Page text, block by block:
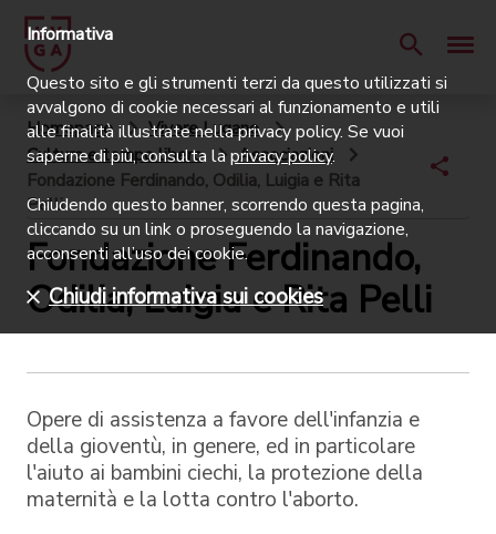
Homepage
Vivere Lugano
Cultura e tempo libero
Associazioni
Fondazione Ferdinando, Odilia, Luigia e Rita
Pelli
Fondazione Ferdinando,
Odilia, Luigia e Rita Pelli
Opere di assistenza a favore dell'infanzia e
della gioventù, in genere, ed in particolare
l'aiuto ai bambini ciechi, la protezione della
maternità e la lotta contro l'aborto.
Informativa
Questo sito e gli strumenti terzi da questo utilizzati si
avvalgono di cookie necessari al funzionamento e utili
alle finalità illustrate nella privacy policy. Se vuoi
saperne di più, consulta laprivacy policy.
Chiudendo questo banner, scorrendo questa pagina,
cliccando su un link o proseguendo la navigazione,
acconsenti all’uso dei cookie.
Chiudi informativa sui cookies